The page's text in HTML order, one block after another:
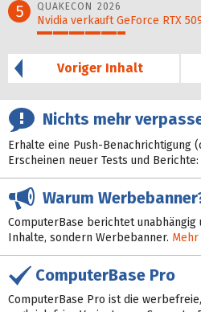
5 QUAKECON 2026
Nvidia verkauft GeForce RTX
Voriger Inhalt
Nichts mehr
Erhalte eine Push-Benachrichtigung
Erscheinen neuer Tests und Berichte:
Warum
ComputerBase berichtet
Inhalte, sondern Werbebanner.
ComputerBase Pro
ComputerBase Pro ist die